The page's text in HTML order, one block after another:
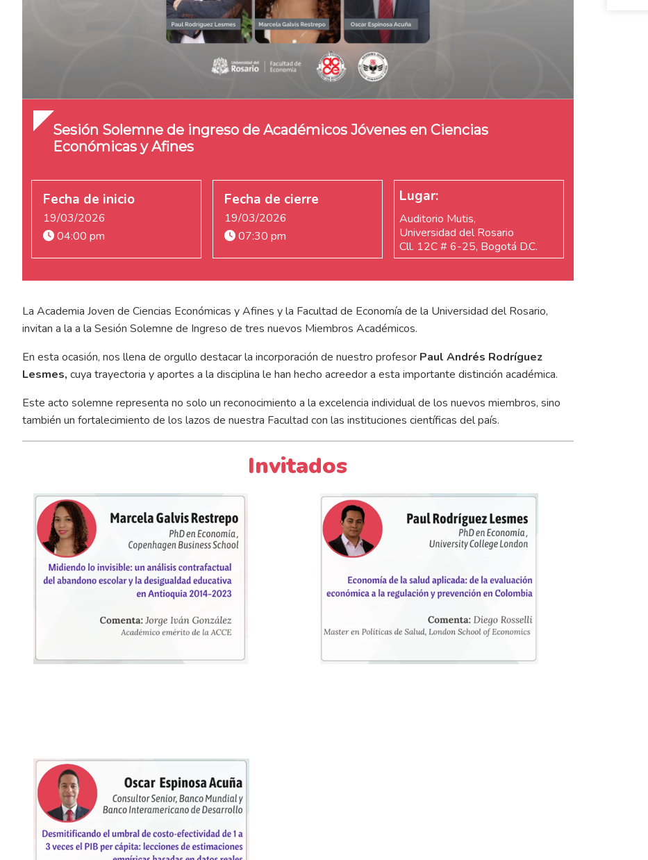
Sesión Solemne de ingreso de Académicos Jóvenes en Ciencias
Económicas y Afines
Fecha de inicio
19/03/2026
04:00 pm
Fecha de cierre
19/03/2026
07:30 pm
Lugar:
Auditorio Mutis,
Universidad del Rosario
Cll. 12C # 6-25, Bogotá D.C.
La Academia Joven de Ciencias Económicas y Afines y la Facultad de Economía de la Universidad del Rosario,
invitan a la a la Sesión Solemne de Ingreso de tres nuevos Miembros Académicos.
En esta ocasión, nos llena de orgullo destacar la incorporación de nuestro profesor Paul Andrés Rodríguez
Lesmes, cuya trayectoria y aportes a la disciplina le han hecho acreedor a esta importante distinción académica.
Este acto solemne representa no solo un reconocimiento a la excelencia individual de los nuevos miembros, sino
también un fortalecimiento de los lazos de nuestra Facultad con las instituciones científicas del país.
Invitados